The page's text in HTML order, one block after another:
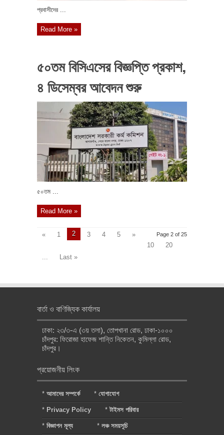
প্রবাসীদের ...
Read More »
৫০তম বিসিএসের বিজ্ঞপ্তি প্রকাশ,
৪ ডিসেম্বর আবেদন শুরু
৫০তম ...
Read More »
Page 2 of 25
« 1 2 3 4 5
»
10
20
Last »
বার্তা ও বাণিজ্যিক কার্যালয়
ঢাকা: ২৩/৩-এ (৩য় তলা), তোপখানা রোড, ঢাকা-১০০০
চাঁদপুর: ফিরোজা হাফেজ শান্তি নিকেতন, কুমিল্লা রোড,
চাঁদপুর।
প্রয়োজনীয় লিংক
* আমাদের সম্পর্কে * যোগাযোগ
* Privacy Policy *টাইমস পরিবার
* বিজ্ঞাপন মূল্য * লঞ্চ সময়সূচি